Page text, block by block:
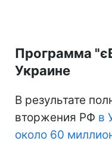
Программа
Украине
В результате
вторжения РФ в
около 60